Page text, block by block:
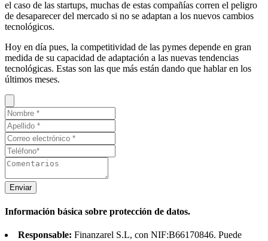
el caso de las startups, muchas de estas compañías corren el peligro
de desaparecer del mercado si no se adaptan a los nuevos cambios
tecnológicos.
Hoy en día pues, la competitividad de las pymes depende en gran
medida de su capacidad de adaptación a las nuevas tendencias
tecnológicas. Estas son las que más están dando que hablar en los
últimos meses.
Enviar
Información básica sobre protección de datos.
Responsable: Finanzarel S.L, con NIF:B66170846. Puede